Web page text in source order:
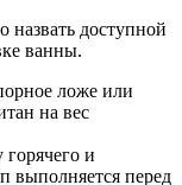
доступной
ванны.
ложе или
на вес
горячего и
выполняется перед